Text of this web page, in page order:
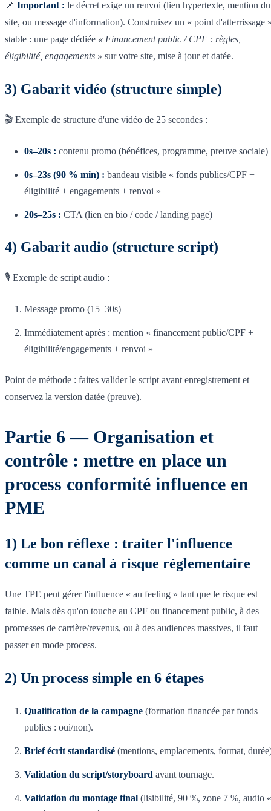
📌 Important : le décret exige un renvoi (lien hypertexte, mention du
site, ou message d'information). Construisez un « point d'atterrissage
stable : une page dédiée « Financement public / CPF : règles,
éligibilité, engagements » sur votre site, mise à jour et datée.
3) Gabarit vidéo (structure simple)
🎬 Exemple de structure d'une vidéo de 25 secondes :
0s–20s : contenu promo (bénéfices, programme, preuve sociale)
0s–23s (90 % min) : bandeau visible « fonds publics/CPF +
éligibilité + engagements + renvoi »
20s–25s : CTA (lien en bio / code / landing page)
4) Gabarit audio (structure script)
🎙️ Exemple de script audio :
Message promo (15–30s)
Immédiatement après : mention « financement public/CPF +
éligibilité/engagements + renvoi »
Point de méthode : faites valider le script avant enregistrement et
conservez la version datée (preuve).
Partie 6 — Organisation et
contrôle : mettre en place un
process conformité influence en
PME
1) Le bon réflexe : traiter l'influence
comme un canal à risque réglementaire
Une TPE peut gérer l'influence « au feeling » tant que le risque est
faible. Mais dès qu'on touche au CPF ou financement public, à des
promesses de carrière/revenus, ou à des audiences massives, il faut
passer en mode process.
2) Un process simple en 6 étapes
Qualification de la campagne (formation financée par fonds
publics : oui/non).
Brief écrit standardisé (mentions, emplacements, format,
Validation du script/storyboard avant tournage.
Validation du montage final (lisibilité, 90 %, zone 7 %, audio «